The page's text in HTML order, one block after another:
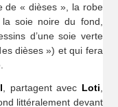
de « dièses », la robe
soie noire du fond,
d’une soie verte
dièses ») et qui fera
, partagent avec Loti
littéralement devant